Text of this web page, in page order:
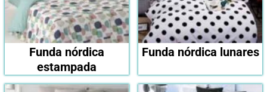
Funda nórdica
estampada
Funda nórdica lunares